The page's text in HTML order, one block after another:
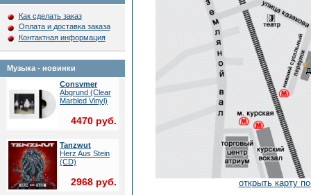
Как сделать заказ
Оплата и доставка заказа
Контактная информация
Музыка - новинки
Consvmer
Abgrund (Clear
Marbled Vinyl)
4470 руб.
Tanzwut
Herz Aus Stein
(CD)
2968 руб.
открыть карту